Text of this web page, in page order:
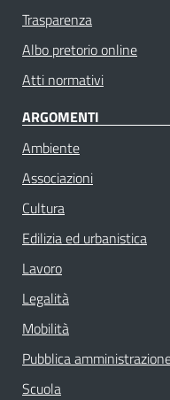
Trasparenza
Albo pretorio online
Atti normativi
ARGOMENTI
Ambiente
Associazioni
Cultura
Edilizia ed urbanistica
Lavoro
Legalità
Mobilità
Pubblica
Scuola